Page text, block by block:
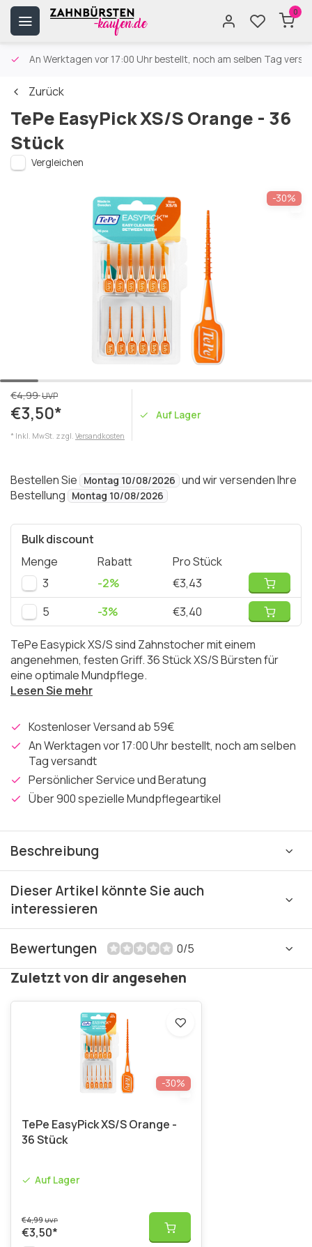
0
An Werktagen vor 17:00 Uhr bestellt, noch am selben Tag
Zurück
TePe EasyPick XS/S Orange - 36
Stück
Vergleichen
-30%
€4,99UVP
€3,50*
* Inkl. MwSt. zzgl. Versandkosten
Auf Lager
Bestellen Sie Montag 10/08/2026 und wir versenden Ihre
Bestellung
Montag 10/08/2026
Bulk discount
Menge
Rabatt
Pro Stück
3
-2%
€3,43
5
-3% €3,40
TePe Easypick XS/S sind Zahnstocher mit einem
angenehmen, festen Griff. 36 Stück XS/S Bürsten für
eine optimale Mundpflege.
Lesen Sie mehr
Kostenloser Versand ab 59€
An Werktagen vor 17:00 Uhr bestellt, noch am selben
Tag versandt
Persönlicher Service und Beratung
Über 900 spezielle Mundpflegeartikel
Beschreibung
Dieser Artikel könnte Sie auch
interessieren
Bewertungen 0/5
Zuletzt von dir angesehen
-30%
TePe EasyPick XS/S Orange -
36 Stück
Auf Lager
€4,99UVP
€3,50*